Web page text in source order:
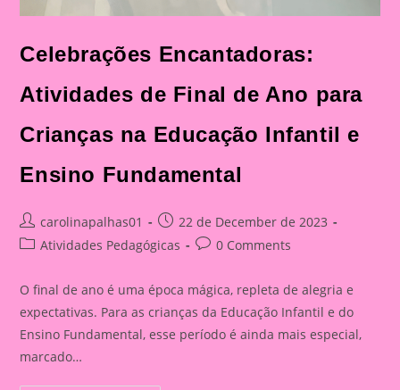
Celebrações Encantadoras:
Atividades de Final de Ano para
Crianças na Educação Infantil e
Ensino Fundamental
Post
author:
carolinapalhas01
Post
published:
22 de December de 2023
PostAtividades Pedagógicas
Post0 Comments
O final de ano é uma época mágica, repleta de alegria e
expectativas. Para as crianças da Educação Infantil e do
Ensino Fundamental, esse período é ainda mais especial,
marcado…